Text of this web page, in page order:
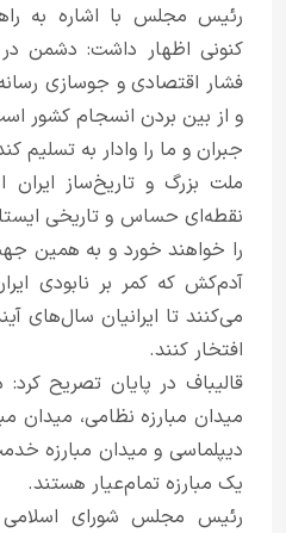
رئیس مجلس با اشاره به
کنونی اظهار داشت: دشمن
فشار اقتصادی و جوسازی
و از بین بردن انسجام کشور
جبران و ما را وادار به تسلیم
ملت بزرگ و تاریخ‌ساز ایران
نقطه‌ای حساس و تاریخی
را خواهند خورد و به همین
آدم‌کش که کمر بر نابودی
می‌کنند تا ایرانیان سال‌های
افتخار کنند.
قالیباف در پایان تصریح
میدان مبارزه نظامی، میدان
دیپلماسی و میدان مبارزه
یک مبارزه تمام‌عیار هستند.
رئیس مجلس شورای اسلامی